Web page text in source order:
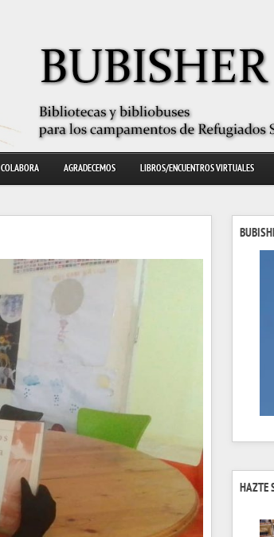
COLABORA AGRADECEMOS LIBROS/ENCUENTROS VIRTUALES
HAZTE